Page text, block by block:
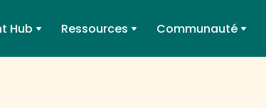
Hub Ressources Communauté